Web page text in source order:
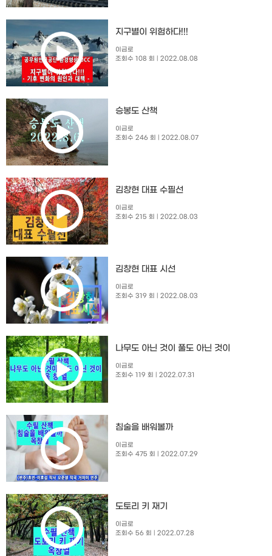
지구별이 위험하다!!!
이금로
조회수 108 회
| 2022.08.08
승봉도 산책
이금로
조회수 246 회
| 2022.08.07
김창현 대표 수필선
이금로
조회수 215 회
| 2022.08.03
김창현 대표 시선
이금로
조회수 319 회
| 2022.08.03
나무도 아닌 것이 풀도 아닌 것이
이금로
조회수 119 회
| 2022.07.31
침술을 배워볼까
이금로
조회수 475 회
| 2022.07.29
도토리 키 재기
이금로
조회수 56 회
| 2022.07.28